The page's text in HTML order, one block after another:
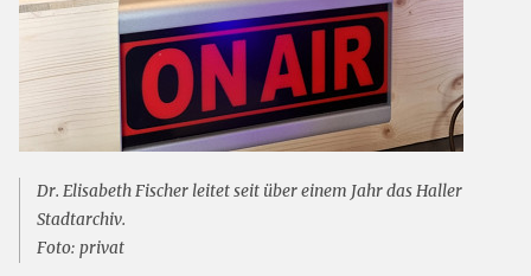
Dr. Elisabeth Fischer leitet seit über einem Jahr das Haller
Stadtarchiv.
Foto: privat